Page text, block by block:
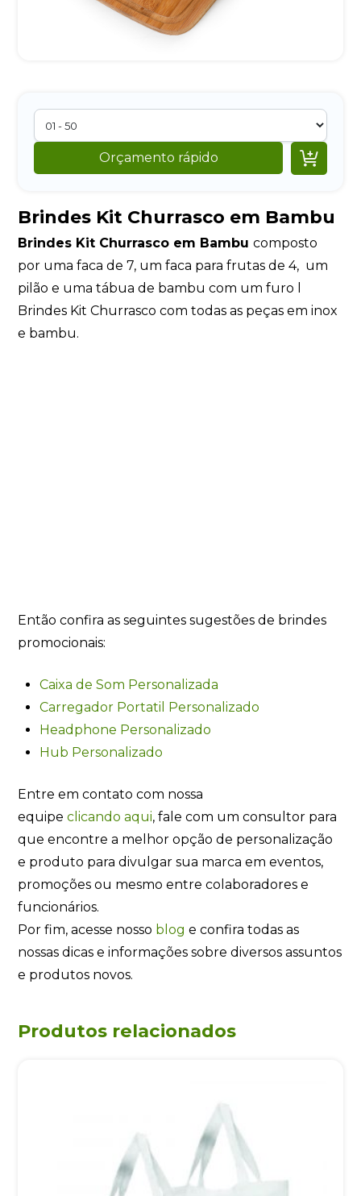
Orçamento rápido 
Brindes Kit Churrasco em Bambu
Brindes Kit Churrasco em Bambucomposto
por uma faca de 7, um faca para frutas de 4, um
pilão e uma tábua de bambu com um furo l
Brindes Kit Churrasco com todas as peças em inox
e bambu.
Então confira as seguintes sugestões de brindes
promocionais:
Caixa de Som Personalizada
Carregador Portatil Personalizado
Headphone Personalizado
Hub Personalizado
Entre em contato com nossa
equipeclicando aqui, fale com um consultor para
que encontre a melhor opção de personalização
e produto para divulgar sua marca em eventos,
promoções ou mesmo entre colaboradores e
funcionários.
Por fim, acesse nosso blog e confira todas as
nossas dicas e informações sobre diversos assuntos
e produtos novos.
Produtos relacionados